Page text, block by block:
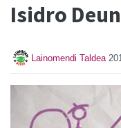
Isidro
Lainomendi Taldea